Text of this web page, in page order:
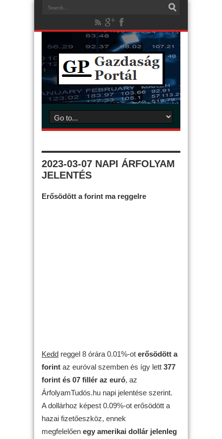
2023-03-07 NAPI ÁRFOLYAM
JELENTÉS
Erősödött a forint ma reggelre
Kedd reggel 8 órára 0.01%-ot erősödött a
forint az euróval szemben és így lett 377
forint és 07 fillér az euró, az
ÁrfolyamTudós.hu napi jelentése szerint.
A dollárhoz képest 0.09%-ot erősödött a
hazai fizetőeszköz, ennek
megfelelően egy amerikai dollár jelenleg